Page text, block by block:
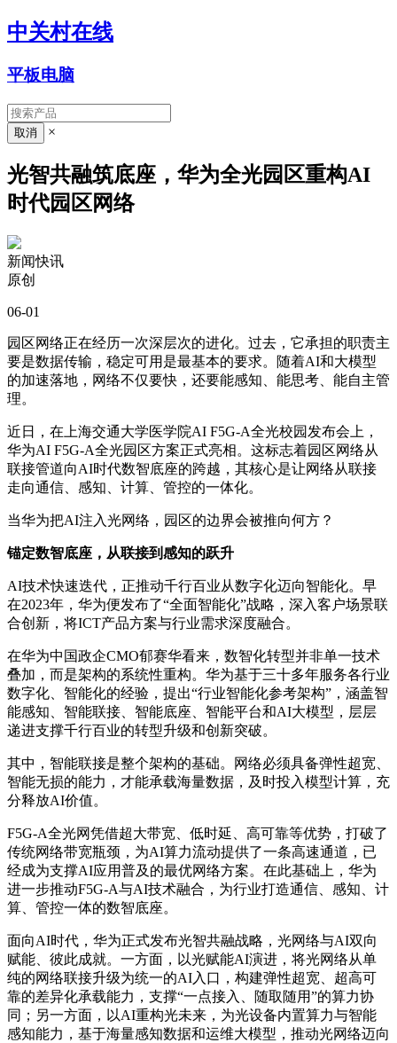
中关村在线
平板电脑
×
光智共融筑底座，华为全光园区重构AI
时代园区网络
新闻快讯
原创
06-01
园区网络正在经历一次深层次的进化。过去，它承担的职责主
要是数据传输，稳定可用是最基本的要求。随着AI和大模型
的加速落地，网络不仅要快，还要能感知、能思考、能自主管
理。
近日，在上海交通大学医学院AI F5G-A全光校园发布会上，
华为AI F5G-A全光园区方案正式亮相。这标志着园区网络从
联接管道向AI时代数智底座的跨越，其核心是让网络从联接
走向通信、感知、计算、管控的一体化。
当华为把AI注入光网络，园区的边界会被推向何方？
锚定数智底座，从联接到感知的跃升
AI技术快速迭代，正推动千行百业从数字化迈向智能化。早
在2023年，华为便发布了“全面智能化”战略，深入客户场景联
合创新，将ICT产品方案与行业需求深度融合。
在华为中国政企CMO郁赛华看来，数智化转型并非单一技术
叠加，而是架构的系统性重构。华为基于三十多年服务各行业
数字化、智能化的经验，提出“行业智能化参考架构”，涵盖智
能感知、智能联接、智能底座、智能平台和AI大模型，层层
递进支撑千行百业的转型升级和创新突破。
其中，智能联接是整个架构的基础。网络必须具备弹性超宽、
智能无损的能力，才能承载海量数据，及时投入模型计算，充
分释放AI价值。
F5G-A全光网凭借超大带宽、低时延、高可靠等优势，打破了
传统网络带宽瓶颈，为AI算力流动提供了一条高速通道，已
经成为支撑AI应用普及的最优网络方案。在此基础上，华为
进一步推动F5G-A与AI技术融合，为行业打造通信、感知、计
算、管控一体的数智底座。
面向AI时代，华为正式发布光智共融战略，光网络与AI双向
赋能、彼此成就。一方面，以光赋能AI演进，将光网络从单
纯的网络联接升级为统一的AI入口，构建弹性超宽、超高可
靠的差异化承载能力，支撑“一点接入、随取随用”的算力协
同；另一方面，以AI重构光未来，为光设备内置算力与智能
感知能力，基于海量感知数据和运维大模型，推动光网络迈向